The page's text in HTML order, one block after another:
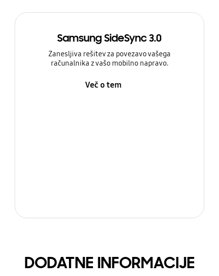
Samsung SideSync 3.0
Zanesljiva rešitev za povezavo vašega
računalnika z vašo mobilno napravo.
Več o tem
DODATNE INFORMACIJE